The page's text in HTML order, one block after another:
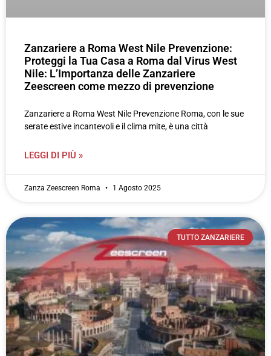
Zanzariere a Roma West Nile Prevenzione:
Proteggi la Tua Casa a Roma dal Virus West
Nile: L’Importanza delle Zanzariere
Zeescreen come mezzo di prevenzione
Zanzariere a Roma West Nile Prevenzione Roma, con le sue
serate estive incantevoli e il clima mite, è una città
LEGGI DI PIÙ »
Zanza Zeescreen Roma 1 Agosto 2025
TUTTO ZANZARIERE